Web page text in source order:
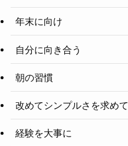
年末に向け
自分に向き合う
朝の習慣
改めてシンプルさを求めて
経験を大事に